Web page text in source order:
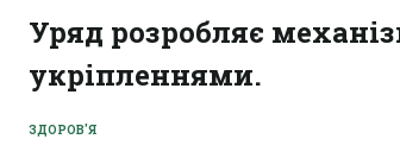
Уряд розробляє
укріпленнями.
ЗДОРОВ'Я